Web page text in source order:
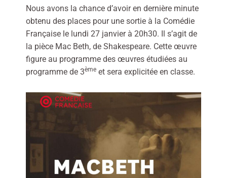
Nous avons la chance d’avoir en dernière minute
obtenu des places pour une sortie à la Comédie
Française le lundi 27 janvier à 20h30. Il s’agit de
la pièce Mac Beth, de Shakespeare. Cette œuvre
figure au programme des œuvres étudiées au
programme de 3èmeet sera explicitée en classe.